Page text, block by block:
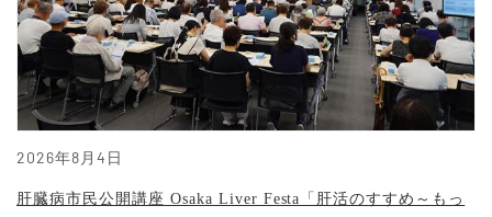
2026年8月4日
肝臓病市民公開講座 Osaka Liver Festa「肝活のすすめ～もっ